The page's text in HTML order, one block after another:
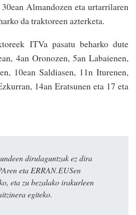
Almandozen eta urtarrilaren
da traktoreen azterketa.
ITVa pasatu beharko dute
4an Oronozen, 5an Labaienen,
10ean Saldiasen, 11n Iturenen,
14an Eratsunen eta 17 eta
dirulaguntzak ez dira
eta ERRAN.EUSen
eta zu bezalako irakurleen
egiteko.